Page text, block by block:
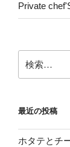
Private
索:
最近の投稿
ホタテとチ